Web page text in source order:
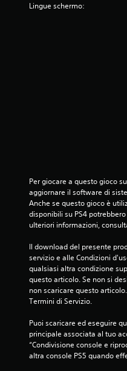
Lingue schermo:
Per giocare a questo gioco
aggiornare il software di
Anche se questo gioco è
disponibili su PS4
ulteriori informazioni,
Il download del presente
servizio e alle Condizioni
qualsiasi altra condizione
questo articolo. Se non si
non scaricare questo
Termini di Servizio.
Puoi scaricare ed eseguire
principale associata al tuo
“Condivisione console e
altra console PS5 quando